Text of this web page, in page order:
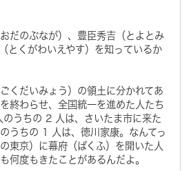
だのぶなが）、豊臣秀吉（とよとみ
とくがわいえやす）を知っているか
くだいみょう）の領土に分かれてあ
終わらせ、全国統一を進めた人たち
うちの 2 人は、さいたま市に来た
うちの 1 人は、徳川家康。なんてっ
東京）に幕府（ばくふ）を開いた人
何度もきたことがあるんだよ。